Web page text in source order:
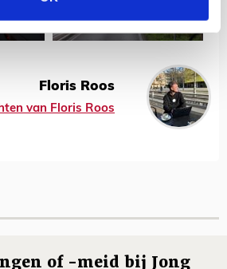
Floris Roos
van Floris Roos
of -meid bij Jong